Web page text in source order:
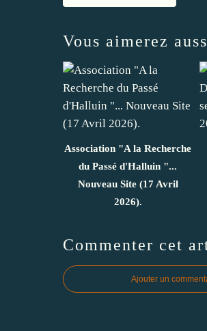
Vous aimerez
Association "A la Recherche
du Passé d'Halluin "...
Nouveau Site (17 Avril
2026).
Commenter cet
Ajouter un